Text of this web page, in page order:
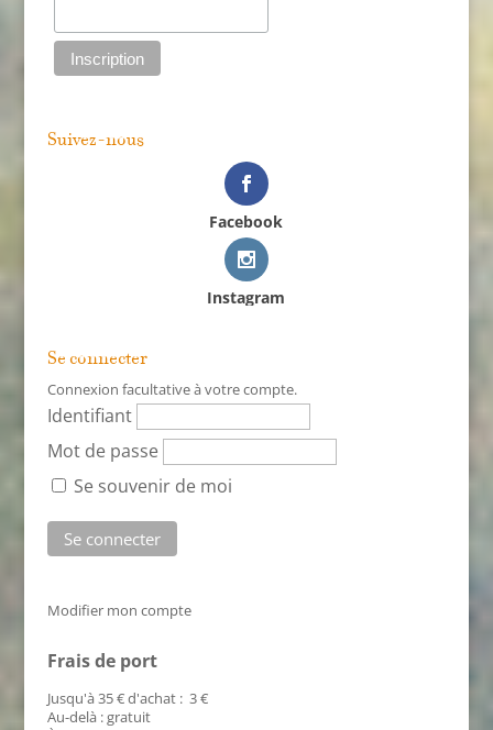
Suivez-nous
Facebook
Instagram
Se connecter
Connexion facultative à votre compte.
Identifiant
Mot de passe
Se souvenir de moi
Modifier mon compte
Frais de port
Jusqu'à 35 € d'achat : 3 €
Au-delà : gratuit